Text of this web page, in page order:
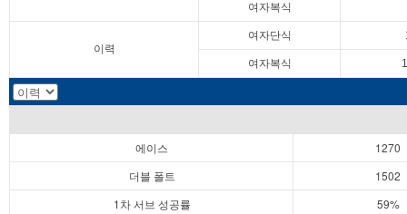
여자복식
이력
여자단식
여자복식
에이스
1270
더블 폴트
1502
1차 서브 성공률
59%